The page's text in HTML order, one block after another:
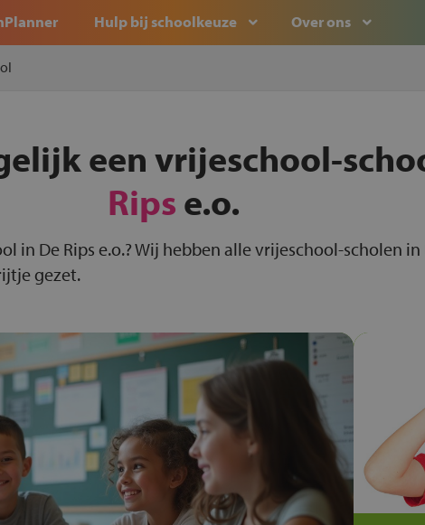
Hulp bij schoolkeuze Over ons
een vrijeschool-
Ripse.o.
in De Rips e.o.? Wij hebben alle vrijeschool-scholen in
gezet.